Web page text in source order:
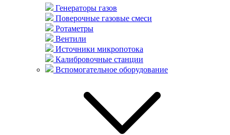
Генераторы газов
Поверочные газовые смеси
Ротаметры
Вентили
Источники микропотока
Калибровочные станции
Вспомогательное оборудование